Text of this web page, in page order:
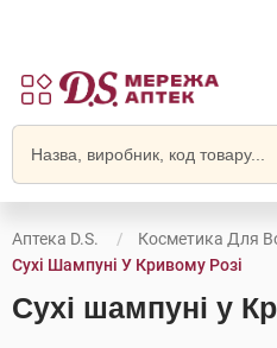
Аптека D.S. Косметика Для
Сухі Шампуні У Кривому Розі
Сухі шампуні у